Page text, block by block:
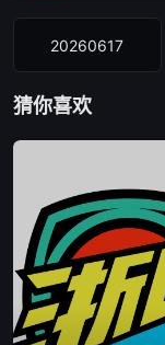
20260617
猜你喜欢